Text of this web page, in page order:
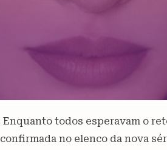
todos esperavam o
no elenco da nova